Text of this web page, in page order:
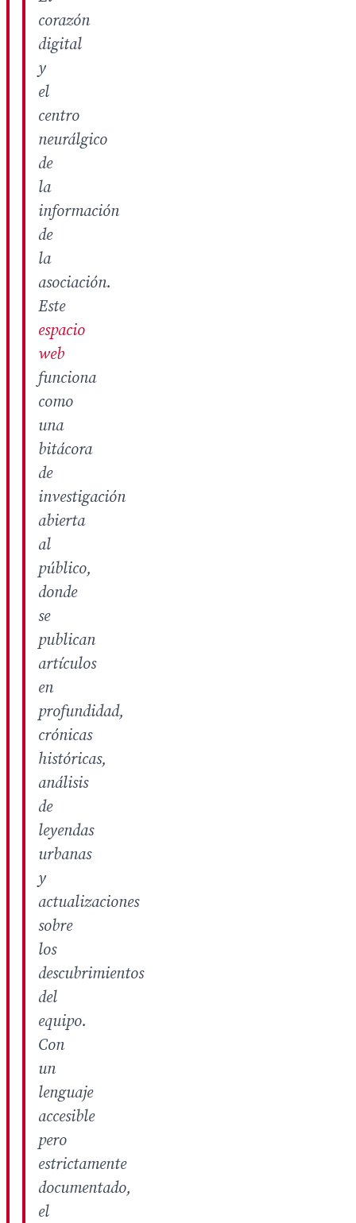
corazón
digital
y
el
centro
neurálgico
de
la
información
de
la
asociación.
Este
espacio
web
funciona
como
una
bitácora
de
investigación
abierta
al
público,
donde
se
publican
artículos
en
profundidad,
crónicas
históricas,
análisis
de
leyendas
urbanas
y
actualizaciones
sobre
los
descubrimientos
del
equipo.
Con
un
lenguaje
accesible
pero
estrictamente
documentado,
el